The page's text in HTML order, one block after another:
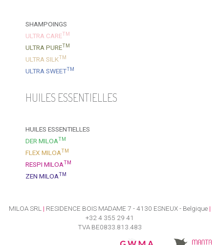
SHAMPOINGS
ULTRA CARETM
ULTRA PURETM
ULTRA SILKTM
ULTRA SWEETTM
HUILES ESSENTIELLES
HUILES ESSENTIELLES
DER MILOATM
FLEX MILOATM
RESPI MILOATM
ZEN MILOATM
MILOA SRL | RESIDENCE BOIS MADAME 7 - 4130 ESNEUX - Belgique|
+32 4 355 29 41
TVA BE0833.813.483